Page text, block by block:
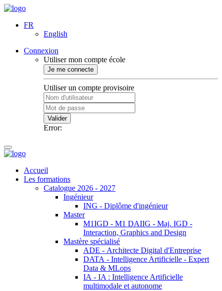
FR
English
Connexion
Utiliser mon compte école
Je me connecte
Utiliser un compte provisoire
Valider
Error:
Accueil
Les formations
Catalogue 2026 - 2027
Ingénieur
ING - Diplôme d'ingénieur
Master
M1IGD - M1 DAIIG - Maj. IGD -
Interaction, Graphics and Design
Mastère spécialisé
ADE - Architecte Digital d'Entreprise
DATA - Intelligence Artificielle - Expert
Data & MLops
IA - IA : Intelligence Artificielle
multimodale et autonome